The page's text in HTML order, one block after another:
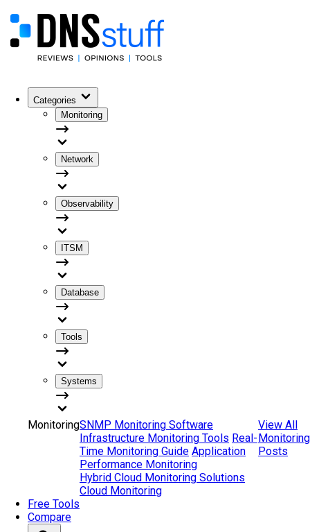
Categories
Monitoring
Network
Observability
ITSM
Database
Tools
Systems
MonitoringSNMP Monitoring Software
Infrastructure Monitoring Tools Real-
Time Monitoring Guide Application
Performance Monitoring
Hybrid Cloud Monitoring Solutions
Cloud Monitoring
View All
Monitoring
Posts
Free Tools
Compare